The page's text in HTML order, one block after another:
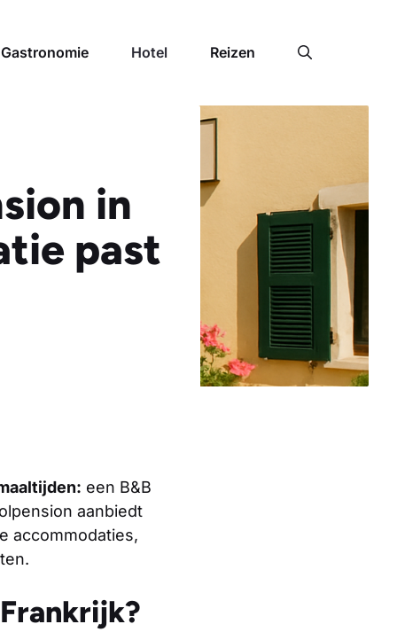
Gastronomie Hotel Reizen
in
past
een B&B
aanbiedt
accommodaties,